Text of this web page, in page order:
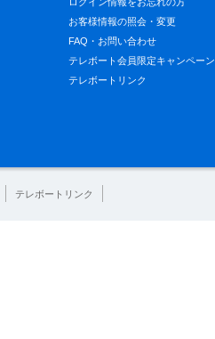
お客様情報の照会・変更
FAQ・お問い合わせ
テレボート会員限定キャンペーン
テレボートリンク
テレボートリンク